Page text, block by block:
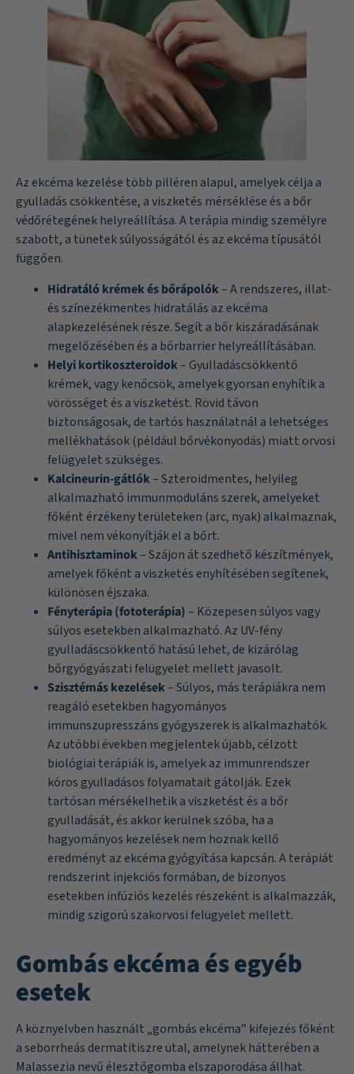
Az ekcéma kezelése több pilléren alapul, amelyek célja a
gyulladás csökkentése, a viszketés mérséklése és a bőr
védőrétegének helyreállítása. A terápia mindig személyre
szabott, a tünetek súlyosságától és az ekcéma típusától
függően.
Hidratáló krémek és bőrápolók– A rendszeres, illat-
és színezékmentes hidratálás az ekcéma
alapkezelésének része. Segít a bőr kiszáradásának
megelőzésében és a bőrbarrier helyreállításában.
Helyi kortikoszteroidok– Gyulladáscsökkentő
krémek, vagy kenőcsök, amelyek gyorsan enyhítik a
vörösséget és a viszketést. Rövid távon
biztonságosak, de tartós használatnál a lehetséges
mellékhatások (például bőrvékonyodás) miatt orvosi
felügyelet szükséges.
Kalcineurin-gátlók– Szteroidmentes, helyileg
alkalmazható immunmoduláns szerek, amelyeket
főként érzékeny területeken (arc, nyak) alkalmaznak,
mivel nem vékonyítják el a bőrt.
Antihisztaminok– Szájon át szedhető készítmények,
amelyek főként a viszketés enyhítésében segítenek,
különösen éjszaka.
Fényterápia (fototerápia)– Közepesen súlyos vagy
súlyos esetekben alkalmazható. Az UV-fény
gyulladáscsökkentő hatású lehet, de kizárólag
bőrgyógyászati felügyelet mellett javasolt.
Szisztémás kezelések– Súlyos, más terápiákra nem
reagáló esetekben hagyományos
immunszupresszáns gyógyszerek is alkalmazhatók.
Az utóbbi években megjelentek újabb, célzott
biológiai terápiák is, amelyek az immunrendszer
kóros gyulladásos folyamatait gátolják. Ezek
tartósan mérsékelhetik a viszketést és a bőr
gyulladását, és akkor kerülnek szóba, ha a
hagyományos kezelések nem hoznak kellő
eredményt az ekcéma gyógyítása kapcsán. A terápiát
rendszerint injekciós formában, de bizonyos
esetekben infúziós kezelés részeként is alkalmazzák,
mindig szigorú szakorvosi felügyelet mellett.
Gombás ekcéma és egyéb
esetek
A köznyelvben használt „gombás ekcéma” kifejezés főként
a seborrheás dermatitiszre utal, amelynek hátterében a
Malassezia nevű élesztőgomba elszaporodása állhat.